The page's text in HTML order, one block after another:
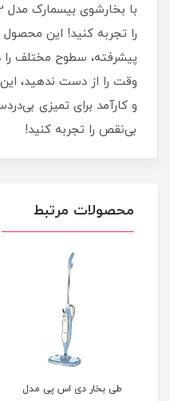
را تجربه کنید! این محصول
پیشرفته، سطوح مختلف
وقت را از دست ندهید،
و کارآمد برای تمیزی
بی‌نقص را تجربه کنید!
محصولات مرتبط
طی بخار دی اس پی مدل